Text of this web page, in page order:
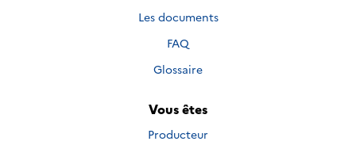
Les documents
FAQ
Glossaire
Vous êtes
Producteur